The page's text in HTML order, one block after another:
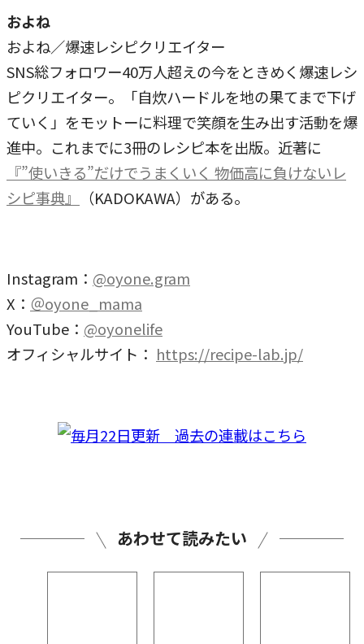
およね
およね／爆速レシピクリエイター
SNS総フォロワー40万人超えの今をときめく爆速レシ
ピクリエイター。「自炊ハードルを地の果てまで下げ
ていく」をモットーに料理で笑顔を生み出す活動を爆
進中。これまでに3冊のレシピ本を出版。近著に
『”使いきる”だけでうまくいく 物価高に負けないレ
シピ事典』
（KADOKAWA）がある。
Instagram： @oyone.gram
X： ＠oyone_mama
YouTube： @oyonelife
オフィシャルサイト： https://recipe-lab.jp/
あわせて読みたい